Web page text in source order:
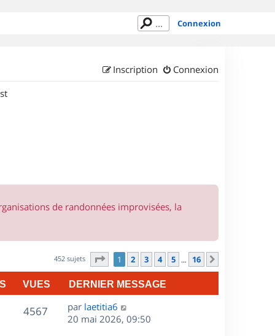
Connexion
Connexion
Inscription
de randonnées improvisées, la
452 sujets Page sur16
1 2 3 4 5 … 16
VUES DERNIER MESSAGE
4567V
D
e
par laetitia6
20 mai 2026, 09:50